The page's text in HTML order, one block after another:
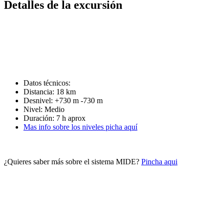
Detalles de la excursión
Datos técnicos:
Distancia: 18 km
Desnivel: +730 m -730 m
Nivel: Medio
Duración: 7 h aprox
Mas info sobre los niveles picha aquí
¿Quieres saber más sobre el sistema MIDE? Pincha aqui